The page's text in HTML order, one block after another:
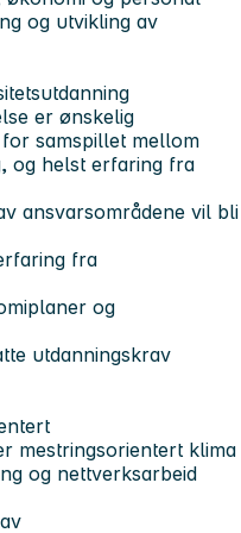
og utvikling av
er ønskelig
samspillet mellom
og helst erfaring fra
ansvarsområdene vil bli
fra
og
utdanningskrav
mestringsorientert klima
og nettverksarbeid